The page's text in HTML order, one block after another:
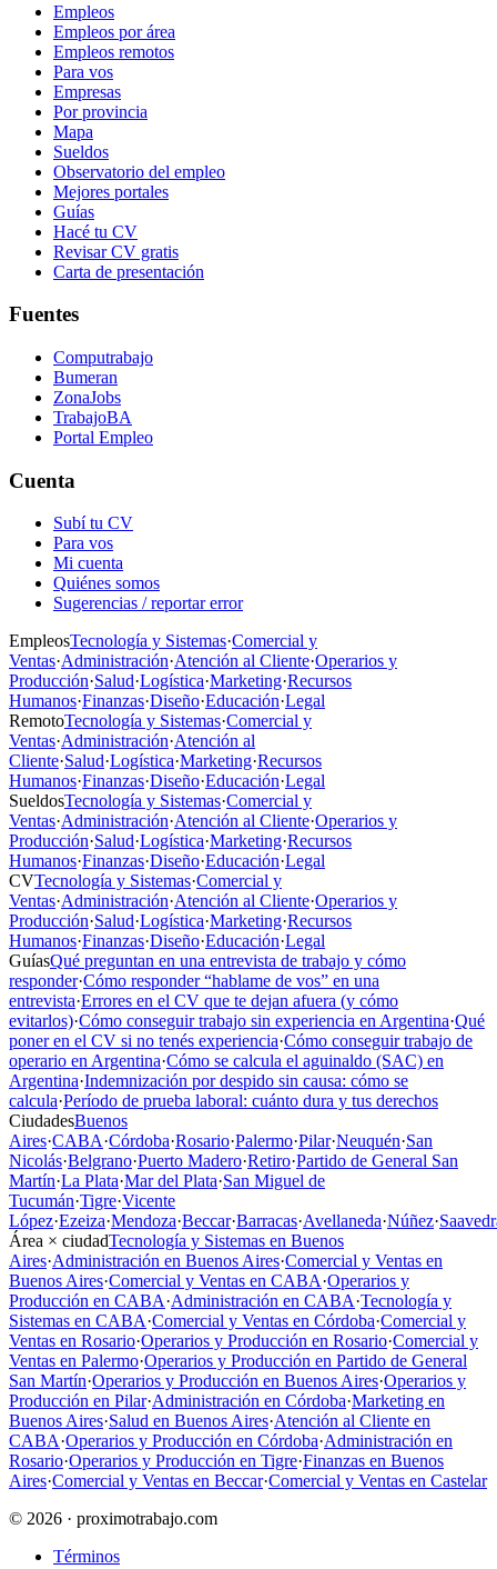
Empleos
Empleos por área
Empleos remotos
Para vos
Empresas
Por provincia
Mapa
Sueldos
Observatorio del empleo
Mejores portales
Guías
Hacé tu CV
Revisar CV gratis
Carta de presentación
Fuentes
Computrabajo
Bumeran
ZonaJobs
TrabajoBA
Portal Empleo
Cuenta
Subí tu CV
Para vos
Mi cuenta
Quiénes somos
Sugerencias / reportar error
EmpleosTecnología y Sistemas·Comercial y
Ventas·Administración·Atención al Cliente·Operarios y
Producción·Salud·Logística·Marketing·Recursos
Humanos·Finanzas·Diseño·Educación·Legal
RemotoTecnología y Sistemas·Comercial y
Ventas·Administración·Atención al
Cliente·Salud·Logística·Marketing·Recursos
Humanos·Finanzas·Diseño·Educación·Legal
SueldosTecnología y Sistemas·Comercial y
Ventas·Administración·Atención al Cliente·Operarios y
Producción·Salud·Logística·Marketing·Recursos
Humanos·Finanzas·Diseño·Educación·Legal
CVTecnología y Sistemas·Comercial y
Ventas·Administración·Atención al Cliente·Operarios y
Producción·Salud·Logística·Marketing·Recursos
Humanos·Finanzas·Diseño·Educación·Legal
GuíasQué preguntan en una entrevista de trabajo y cómo
responder·Cómo responder “hablame de vos” en una
entrevista·Errores en el CV que te dejan afuera (y cómo
evitarlos)·Cómo conseguir trabajo sin experiencia en Argentina·Qué
poner en el CV si no tenés experiencia·Cómo conseguir trabajo de
operario en Argentina·Cómo se calcula el aguinaldo (SAC) en
Argentina·Indemnización por despido sin causa: cómo se
calcula·Período de prueba laboral: cuánto dura y tus derechos
CiudadesBuenos
Aires·CABA·Córdoba·Rosario·Palermo·Pilar·Neuquén·San
Nicolás·Belgrano·Puerto Madero·Retiro·Partido de General San
Martín·La Plata·Mar del Plata·San Miguel de
Tucumán·Tigre·Vicente
López·Ezeiza·Mendoza·Beccar·Barracas·Avellaneda·Núñez·
Área × ciudadTecnología y Sistemas en Buenos
Aires·Administración en Buenos Aires·Comercial y Ventas en
Buenos Aires·Comercial y Ventas en CABA·Operarios y
Producción en CABA·Administración en CABA·Tecnología y
Sistemas en CABA·Comercial y Ventas en Córdoba·Comercial y
Ventas en Rosario·Operarios y Producción en Rosario·Comercial y
Ventas en Palermo·Operarios y Producción en Partido de General
San Martín·Operarios y Producción en Buenos Aires·Operarios y
Producción en Pilar·Administración en Córdoba·Marketing en
Buenos Aires·Salud en Buenos Aires·Atención al Cliente en
CABA·Operarios y Producción en Córdoba·Administración en
Rosario·Operarios y Producción en Tigre·Finanzas en Buenos
Aires·Comercial y Ventas en Beccar·Comercial y Ventas en Castelar
© 2026 · proximotrabajo.com
Términos